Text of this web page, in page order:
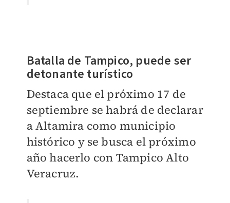
Batalla de Tampico, puede ser
detonante turístico
Destaca que el próximo 17 de
septiembre se habrá de declarar
a Altamira como municipio
histórico y se busca el próximo
año hacerlo con Tampico Alto
Veracruz.